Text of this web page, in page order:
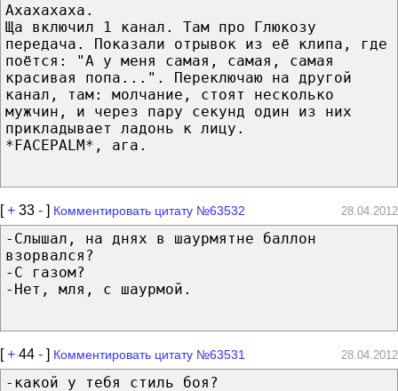
Ахахахаха.
Ща включил 1 канал. Там про Глюкозу
передача. Показали отрывок из её клипа, где
поётся: "А у меня самая, самая, самая
красивая попа...". Переключаю на другой
канал, там: молчание, стоят несколько
мужчин, и через пару секунд один из них
прикладывает ладонь к лицу.
*FACEPALM*, ага.
[+ 33 - ] Комментировать цитату №63532 28.04.2012
-Слышал, на днях в шаурмятне баллон
взорвался?
-С газом?
-Нет, мля, с шаурмой.
[+ 44 - ] Комментировать цитату №63531 28.04.2012
-какой у тебя стиль боя?